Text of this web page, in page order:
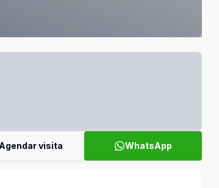
Agendar visita WhatsApp